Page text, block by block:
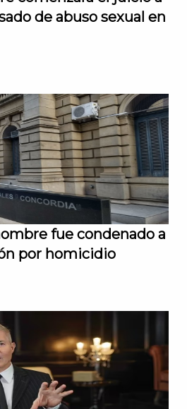
de abuso sexual en
fue condenado a
por homicidio